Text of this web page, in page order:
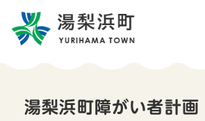
湯梨浜町障がい者計画